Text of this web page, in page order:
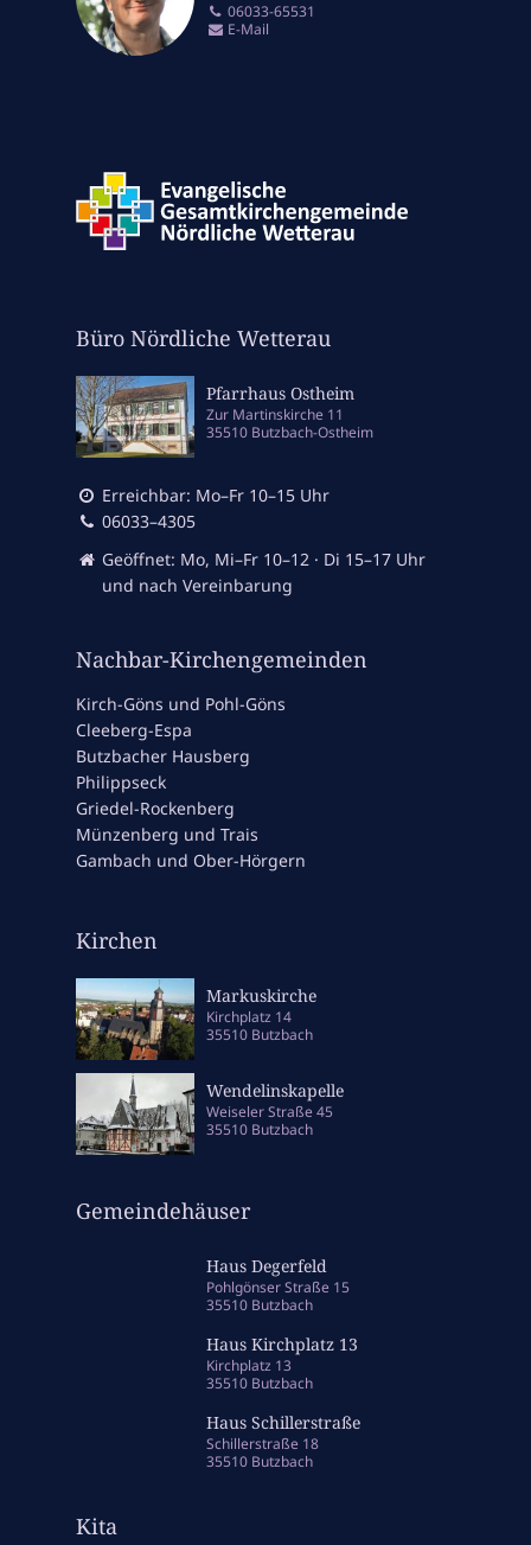
06033-65531
E-Mail
Büro Nördliche Wetterau
Pfarrhaus Ostheim
Zur Martinskirche 11
35510 Butzbach-Ostheim
Erreichbar: Mo–Fr 10–15 Uhr
06033–4305
Geöffnet: Mo, Mi–Fr 10–12 · Di 15–17 Uhr
und nach Vereinbarung
Nachbar-Kirchengemeinden
Kirch-Göns und Pohl-Göns
Cleeberg-Espa
Butzbacher Hausberg
Philippseck
Griedel-Rockenberg
Münzenberg und Trais
Gambach und Ober-Hörgern
Kirchen
Markuskirche
Kirchplatz 14
35510 Butzbach
Wendelinskapelle
Weiseler Straße 45
35510 Butzbach
Gemeindehäuser
Haus Degerfeld
Pohlgönser Straße 15
35510 Butzbach
Haus Kirchplatz 13
Kirchplatz 13
35510 Butzbach
Haus Schillerstraße
Schillerstraße 18
35510 Butzbach
Kita